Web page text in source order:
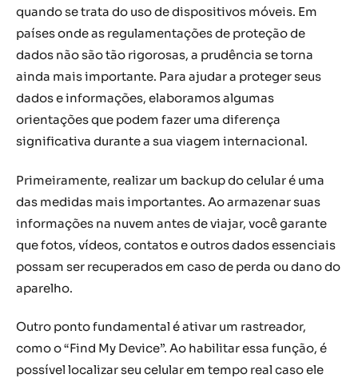
quando se trata do uso de dispositivos móveis. Em
países onde as regulamentações de proteção de
dados não são tão rigorosas, a prudência se torna
ainda mais importante. Para ajudar a proteger seus
dados e informações, elaboramos algumas
orientações que podem fazer uma diferença
significativa durante a sua viagem internacional.
Primeiramente, realizar um backup do celular é uma
das medidas mais importantes. Ao armazenar suas
informações na nuvem antes de viajar, você garante
que fotos, vídeos, contatos e outros dados essenciais
possam ser recuperados em caso de perda ou dano do
aparelho.
Outro ponto fundamental é ativar um rastreador,
como o “Find My Device”. Ao habilitar essa função, é
possível localizar seu celular em tempo real caso ele